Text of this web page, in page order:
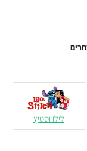
לילו וסטיץ